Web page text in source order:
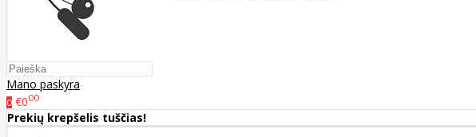
Mano paskyra
0 €000
Prekių krepšelis tuščias!